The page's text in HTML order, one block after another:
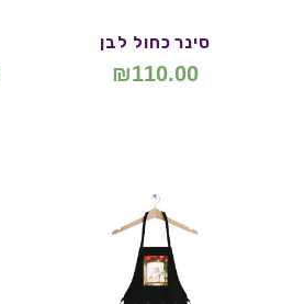
סינר כחול לבן
₪110.00